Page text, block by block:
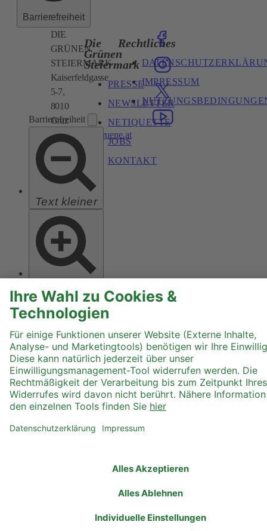
Barrierefreiheit
Barrierefreiheit
Text kleiner
Hoher Kontrast
DIE
GRÜNEN
STEIERMARK
Kaiserfeldgasse
5-7,
8010
Graz
steiermark@gruene.at
Die
Grünen
Steiermark
PRESSE
NEWSLETTER
NETIQUETTE
JOBS
KONTAKT
Rechtliches
IMPRESSUM